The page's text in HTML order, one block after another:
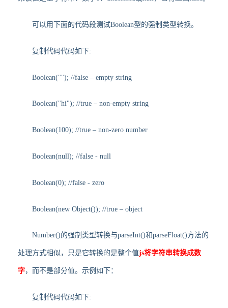
可以用下面的代码段测试Boolean型的强制类型转换。
复制代码代码如下:
Boolean(""); //false – empty string
Boolean("hi"); //true – non-empty string
Boolean(100); //true – non-zero number
Boolean(null); //false - null
Boolean(0); //false - zero
Boolean(new Object()); //true – object
Number()的强制类型转换与parseInt()和parseFloat()方法的
处理方式相似，只是它转换的是整个值js将字符串转换成数
字，而不是部分值。示例如下：
复制代码代码如下: